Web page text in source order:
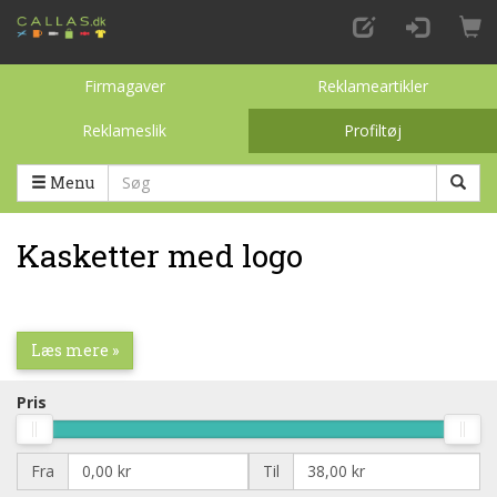
Firmagaver Reklameartikler
Reklameslik Profiltøj
Toggle categories
Menu
Kasketter med logo
Læs mere »
Pris
Fra
Til